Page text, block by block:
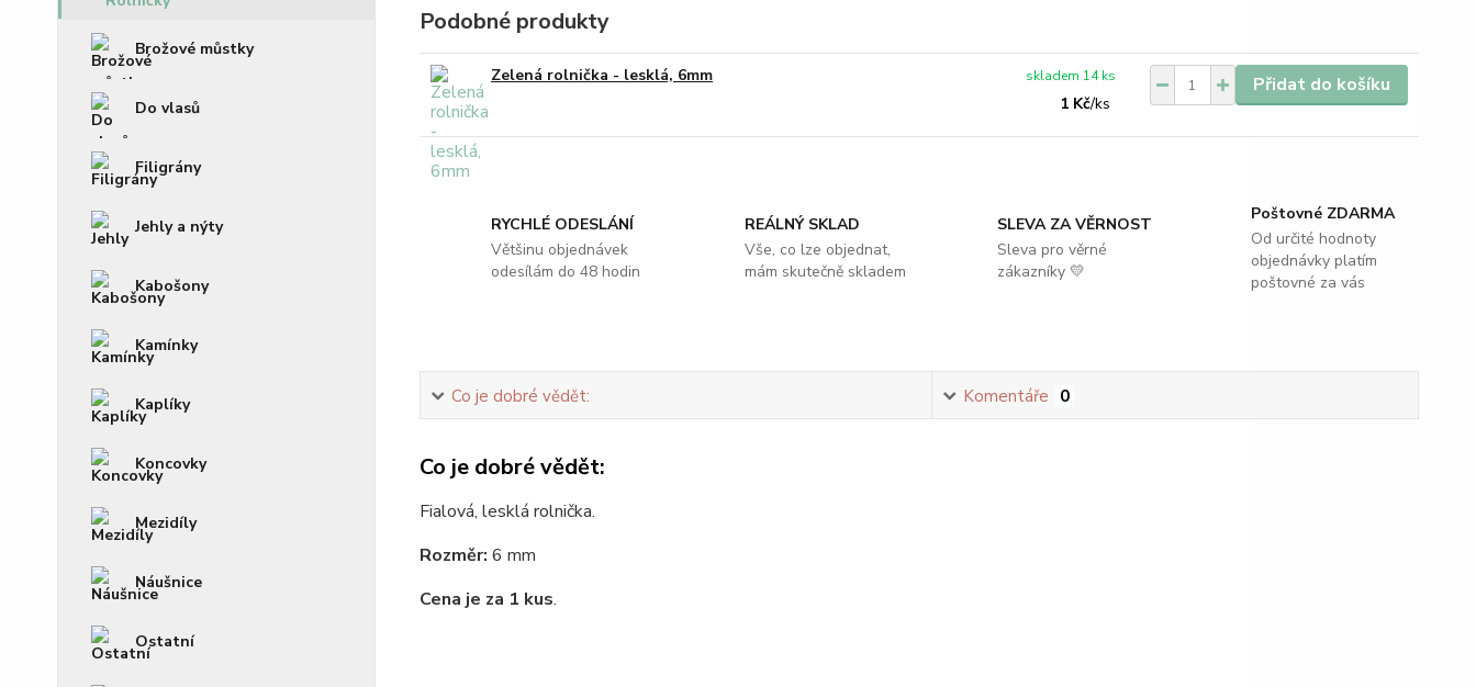
Brožové můstky
Do vlasů
Filigrány
Jehly a nýty
Kabošony
Kamínky
Kaplíky
Koncovky
Mezidíly
Náušnice
Ostatní
Podobné produkty
Zelená rolnička - lesklá, 6mm
1 Kč/ks
skladem 14 ks Přidat do košíku
RYCHLÉ ODESLÁNÍ
Většinu objednávek
odesílám do 48 hodin
REÁLNÝ SKLAD
Vše, co lze objednat,
mám skutečně skladem
SLEVA ZA VĚRNOST
Sleva pro věrné
zákazníky 💛
Poštovné ZDARMA
Od určité hodnoty
objednávky platím
poštovné za vás
Co je dobré vědět: Komentáře 0
Co je dobré vědět:
Fialová, lesklá rolnička.
Rozměr: 6 mm
Cena je za 1 kus.